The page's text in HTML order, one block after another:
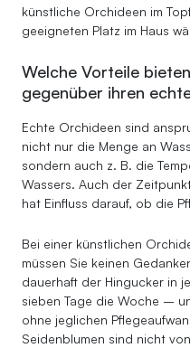
künstliche Orchideen im
geeigneten Platz im Haus
Welche Vorteile
gegenüber ihren
Echte Orchideen sind
nicht nur die Menge an
sondern auch z. B. die
Wassers. Auch der
hat Einfluss darauf, ob die
Bei einer künstlichen
müssen Sie keinen
dauerhaft der Hingucker in
sieben Tage die Woche –
ohne jeglichen
Seidenblumen sind nicht